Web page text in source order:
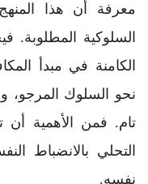
معرفة أن هذا
السلوكية المطلوبة.
الكامنة في مبدأ
نحو السلوك المرجو،
تام. فمن الأهمية أن
التحلي بالانضباط
نفسه.